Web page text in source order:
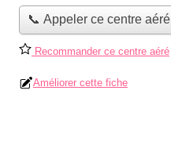
📞 Appeler ce centre aéré
Recommander ce centre aéré
Améliorer cette fiche